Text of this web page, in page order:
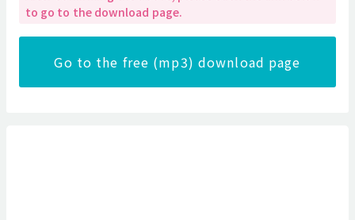
to go to the download page.
Go to the free (mp3) download page